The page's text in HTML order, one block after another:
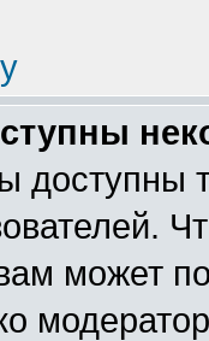
доступны
может